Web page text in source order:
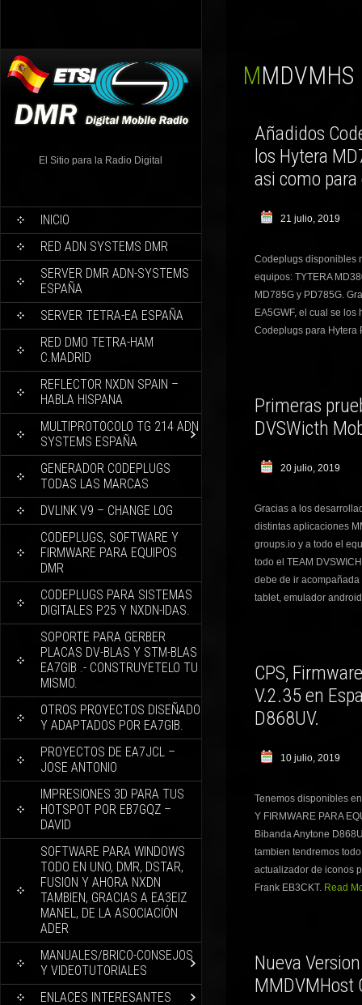
El Sitio para la Radio Digital
INICIO
RED ADN SYSTEMS DMR
SERVER DMR ADN-SYSTEMS
ESPAÑA
SERVER TETRA-EA ESPAÑA
RED DMO TETRA-HAM
C.MADRID
REFLECTOR NXDN SPAIN –
HABLA HISPANA
MULTIPROTOCOLO TG 214 ADN
SYSTEMS ESPAÑA
GENERADOR CODEPLUGS
TODAS LAS MARCAS
DVLINK V9 – CHANGE LOG
CODEPLUGS, SOFTWARE Y
FIRMWARE PARA EQUIPOS
DMR
CODEPLUGS PARA SISTEMAS
DIGITALES P25 Y NXDN-IDAS.
SOPORTE PARA GERBER
PLACAS DV-BLAS Y STM-BLAS
EA7GIB .- CONSTRUYETELO TU
MISMO.
OTROS PROYECTOS DISEÑADO
Y ADAPTADOS POR EA7GIB.
PROYECTOS DE EA7JCL –
JOSE ANTONIO
IMPRESIONES 3D PARA TUS
HOTSPOT POR EB7GQZ –
DAVID
SOFTWARE PARA WINDOWS
TODO EN UNO, DMR, DSTAR,
FUSION Y AHORA NXDN
TAMBIEN, GRACIAS A EA3EIZ
MANEL, DE LA ASOCIACIÓN
ADER
MANUALES/BRICO-CONSEJOS
Y VIDEOTUTORIALES
ENLACES INTERESANTES
MMDVMHS
Añadidos
los Hytera
asi como
21 julio, 2019
Codeplugs disponibles
equipos: TYTERA
MD785G y PD785G.
EA5GWF, el cual se
Codeplugs para Hytera
Primeras
DVSWicth
20 julio, 2019
Gracias a los
distintas aplicaciones
groups.io y a todo el
todo el TEAM
debe de ir
tablet, emulador
CPS,
V.2.35 en
D868UV.
10 julio, 2019
Tenemos disponibles
Y FIRMWARE PARA
Bibanda Anytone
tambien tendremos
actualizador de iconos
Frank EB3CKT. Read
Nueva
MMDVMHost